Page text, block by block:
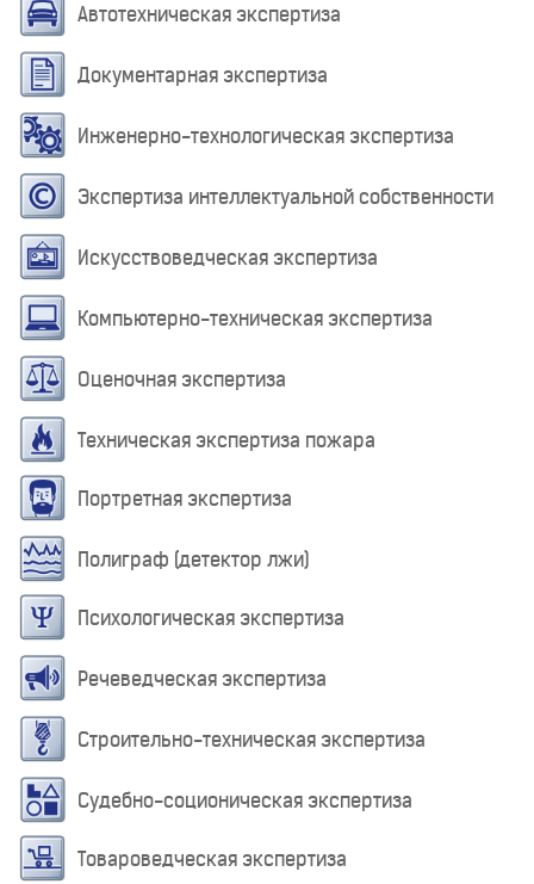
Автотехническая экспертиза
Документарная экспертиза
Инженерно-технологическая экспертиза
Экспертиза интеллектуальной собственности
Искусствоведческая экспертиза
Компьютерно-техническая экспертиза
Оценочная экспертиза
Техническая экспертиза пожара
Портретная экспертиза
Полиграф (детектор лжи)
Психологическая экспертиза
Речеведческая экспертиза
Строительно-техническая экспертиза
Судебно-соционическая экспертиза
Товароведческая экспертиза